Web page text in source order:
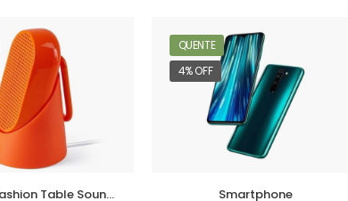
Table Sound
QUENTE
4% OFF
Smartphone